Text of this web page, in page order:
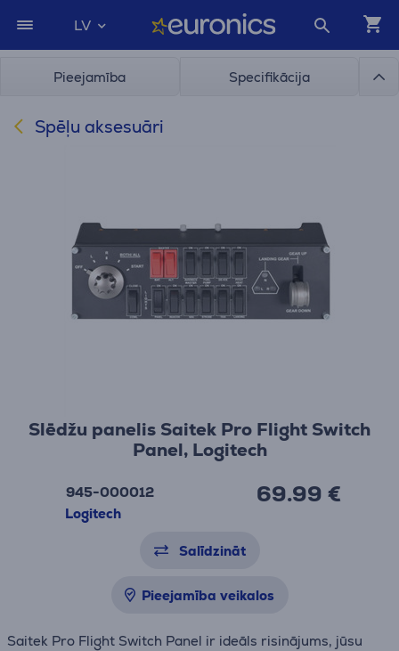
LV
Pieejamība Specifikācija
Spēļu aksesuāri
Slēdžu panelis Saitek Pro Flight Switch
Panel, Logitech
945-000012
Logitech
69.99 €
Salīdzināt
Pieejamība veikalos
Saitek Pro Flight Switch Panel ir ideāls risinājums, jūsu